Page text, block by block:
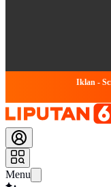
Iklan -
Menu